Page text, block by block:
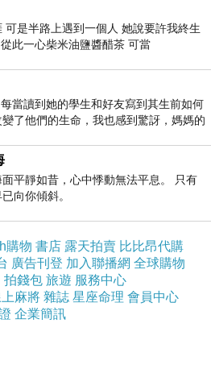
在台灣電視公司主持「傅
次的15分鐘，到後來的每
共示範了約2600道菜式，
學食譜集結成冊，且在此以
發行，希望能將傅老師的
，且讓中華美食的文化永
】
課，致力於發揚中國飲食
任電視烹飪教學之節目至
點。亦經常應邀或奉派赴
講習，獲得好評，更因表
到多項頒獎與表揚。同時
究，以期使中國美食走向
是半路上遇到一個人 她說要許我終生
此一心柴米油鹽醬醋茶 可當
當讀到她的學生和好友寫到其生前如何
了他們的生命，我也感到驚訝，媽媽的
平靜如昔，心中悸動無法平息。 只有
向你傾斜。
購物 書店 露天拍賣 比比昂代購
廣告刊登 加入聯播網 全球購物
拍錢包 旅遊 服務中心
麻將 雜誌 星座命理 會員中心
企業簡訊